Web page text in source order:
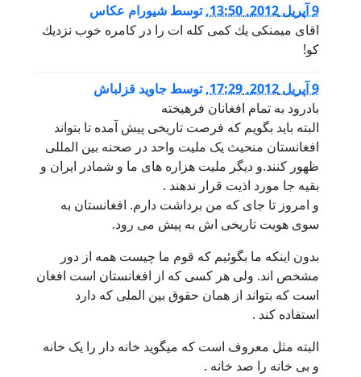
,توسطشيورام عكاس
ميمنكى يك كمى كله ات را در كامره خوب نزديك
,توسطجاوید قزلباش
به تمام افغانان فرهیخته
باید بگویم که فرصت تاریخی پیش آمده تا بتواند
منحیث یک ملیت واحد در صحنه بین المللی
کنند.و دیگر ملیت هزاره های ما و شمادر ایران و
جا مورد اذیت قرار ندهند .
امروز تا جای که من برداشت دارم. افغانستان به
هویت تاریخی اش به پیش می رود.
اینکه ما بگوئیم که قوم ما چیست همه از دور
اند. ولی هر کسی که از افغانستان است افغان
که بتواند از همان حقوق بین الملی که دارد
کند .
مثل معروف است که میگوید خانه دار را یک خانه
بی خانه را صد خانه .